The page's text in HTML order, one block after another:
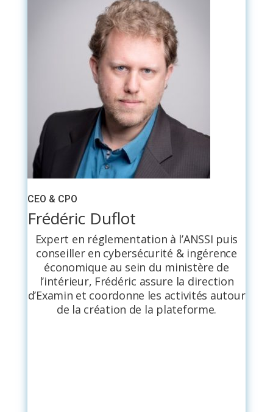
CEO & CPO
Frédéric Duflot
Expert en réglementation à l’ANSSI puis
conseiller en cybersécurité & ingérence
économique au sein du ministère de
l’intérieur, Frédéric assure la direction
d’Examin et coordonne les activités autour
de la création de la plateforme.